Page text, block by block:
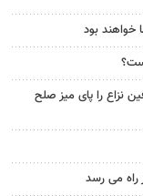
خواهند بود
نزاع را پای میز صلح
راه می رسد